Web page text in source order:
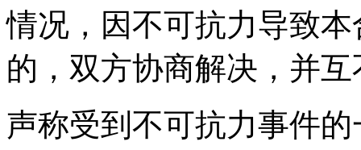
情况，因不可抗力导致
的，双方协商解决，并
声称受到不可抗力事件